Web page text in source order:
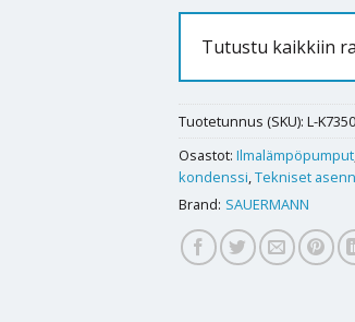
Tutustu kaikkiin
Tuotetunnus (SKU): L-
Osastot: Ilmalämpöpumput
kondenssi,Tekniset
Brand: SAUERMANN